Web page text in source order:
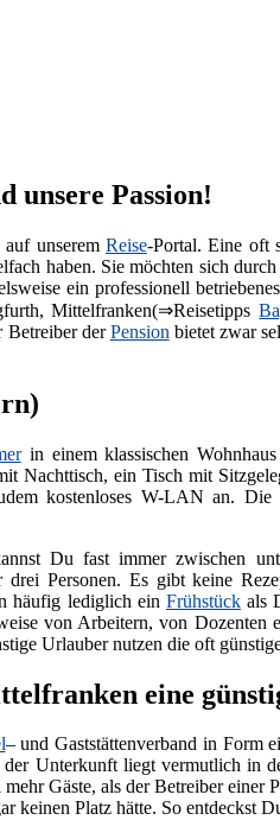
unsere Passion!
unserem Reise-Portal. Eine oft
haben. Sie möchten sich
ein professionell betriebenes
Mittelfranken(⇒Reisetipps
Betreiber derPension bietet zwar
in einem klassischen
Nachttisch, ein Tisch mit
kostenloses W-LAN an.
Du fast immer zwischen
drei Personen. Es gibt keine
häufig lediglich ein Frühstück als
von Arbeitern, von
Urlauber nutzen die oft
eine
– und Gaststättenverband in Form
der Unterkunft liegt vermutlich in
Gäste, als der Betreiber
Platz hätte. So entdeckst